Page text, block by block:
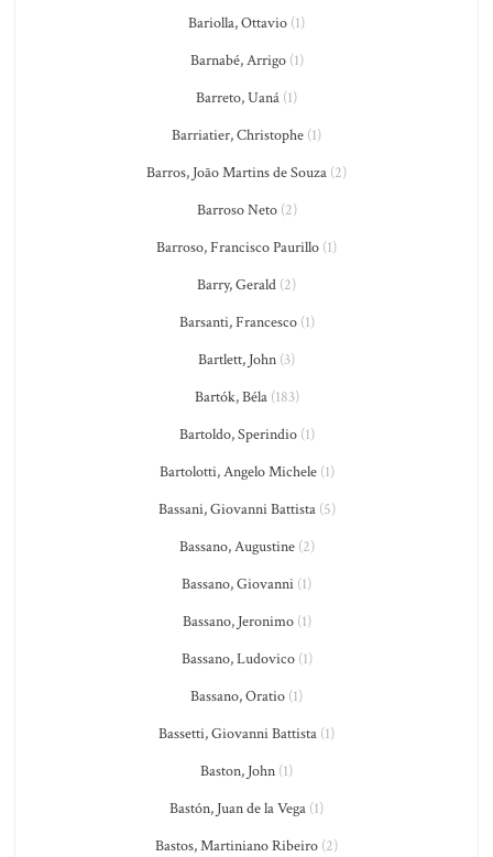
Bariolla, Ottavio (1)
Barnabé, Arrigo(1)
Barreto, Uaná (1)
Barriatier, Christophe (1)
Barros, João Martins de Souza (2)
Barroso Neto(2)
Barroso, Francisco Paurillo (1)
Barry, Gerald (2)
Barsanti, Francesco(1)
Bartlett, John (3)
Bartók, Béla(183)
Bartoldo, Sperindio(1)
Bartolotti, Angelo Michele(1)
Bassani, Giovanni Battista(5)
Bassano, Augustine(2)
Bassano, Giovanni (1)
Bassano, Jeronimo(1)
Bassano, Ludovico(1)
Bassano, Oratio (1)
Bassetti, Giovanni Battista (1)
Baston, John (1)
Bastón, Juan de la Vega (1)
Bastos, Martiniano Ribeiro (2)